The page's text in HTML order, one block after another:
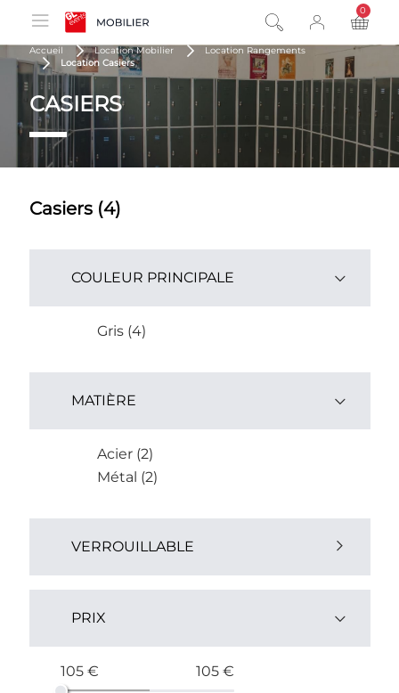
0
Accueil Location Mobilier
Location Rangements
Location Casiers
CASIERS
Casiers (4)
COULEUR PRINCIPALE
Gris (4)
MATIÈRE
Acier (2)
Métal (2)
VERROUILLABLE
Oui (4)
PRIX
105 € 105 €